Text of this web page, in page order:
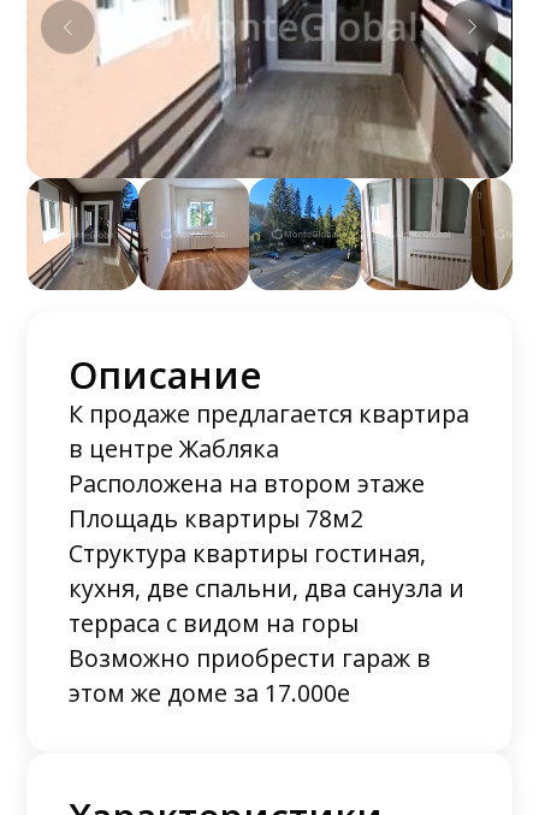
Описание
К продаже предлагается квартира
в центре Жабляка
Расположена на втором этаже
Площадь квартиры 78м2
Структура квартиры гостиная,
кухня, две спальни, два санузла и
терраса с видом на горы
Возможно приобрести гараж в
этом же доме за 17.000е